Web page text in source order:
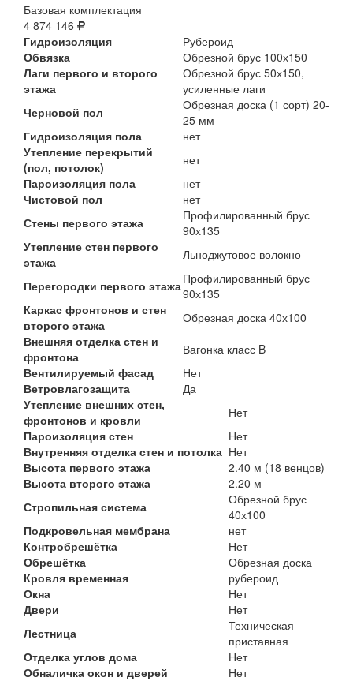
Базовая комплектация
4 874 146
Гидроизоляция
Рубероид
Обвязка
Обрезной брус 100х150
Лаги первого и второго
этажа
Обрезной брус 50х150,
усиленные лаги
Черновой пол
Обрезная доска (1 сорт) 20-
25 мм
Гидроизоляция пола
нет
Утепление перекрытий
(пол, потолок)
нет
Пароизоляция пола
нет
Чистовой пол
нет
Стены первого этажа
Профилированный брус
90х135
Утепление стен первого
этажа
Льноджутовое волокно
Перегородки первого этажаПрофилированный брус
90х135
Каркас фронтонов и стен
второго этажа
Обрезная доска 40х100
Внешняя отделка стен и
фронтона
Вагонка класс B
Вентилируемый фасад
Нет
Ветровлагозащита
Да
Утепление внешних стен,
фронтонов и кровли
Нет
Пароизоляция стен
Нет
Внутренняя отделка стен и потолка Нет
Высота первого этажа
2.40 м (18 венцов)
Высота второго этажа
2.20 м
Стропильная система
Обрезной брус
40х100
Подкровельная мембрана
нет
Контробрешётка
Нет
Обрешётка
Обрезная доска
Кровля временная
рубероид
Окна
Нет
Двери
Нет
Лестница
Техническая
приставная
Отделка углов дома
Нет
Обналичка окон и дверей
Нет